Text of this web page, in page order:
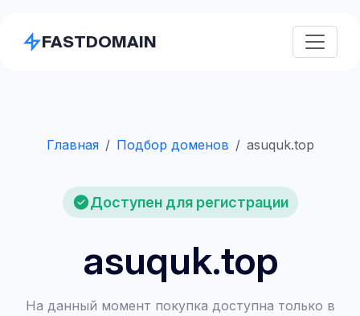
FASTDOMAIN
Главная Подбор доменов asuquk.top
Доступен для регистрации
asuquk.top
На данный момент покупка доступна только в